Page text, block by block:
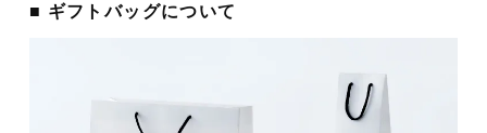
■ ギフトバッグについて